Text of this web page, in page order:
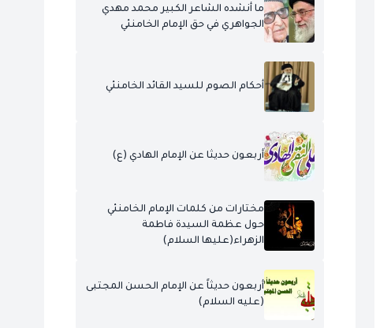
ما أنشده الشاعر الكبير محمد مهدي
الجواهري في حق الإمام الخامنئي
أحكام الصوم للسيد القائد الخامنئي
أربعون حديثا عن الإمام الهادي (ع)
مختارات من كلمات الإمام الخامنئي
حول عظمة السيدة فاطمة
الزهراء(عليها السلام)
أربعون حديثاً عن الإمام الحسن المجتبى
(عليه السلام)